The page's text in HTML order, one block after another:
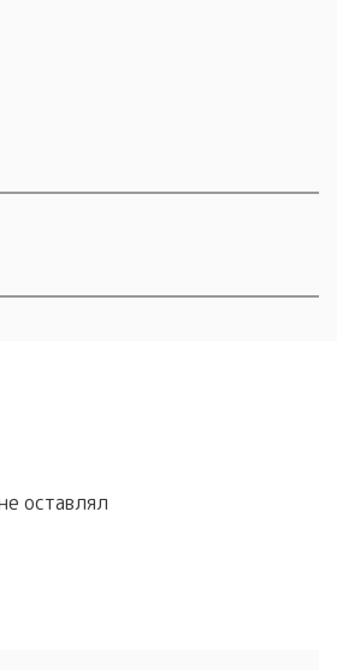
оставлял